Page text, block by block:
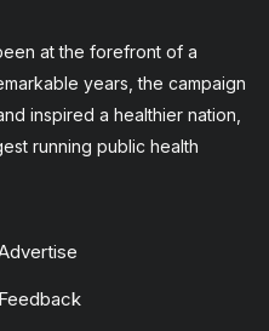
at the forefront of a
years, the campaign
inspired a healthier nation,
running public health
Feedback